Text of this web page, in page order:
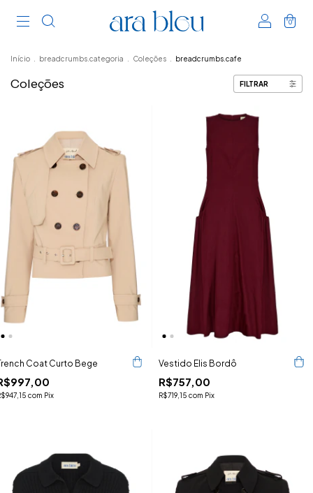
0
Início breadcrumbs.categoria Coleções breadcrumbs.cafe
Coleções FILTRAR
Coat Curto Bege
com Pix
Vestido Elis Bordô
R$757,00
R$719,15 com Pix